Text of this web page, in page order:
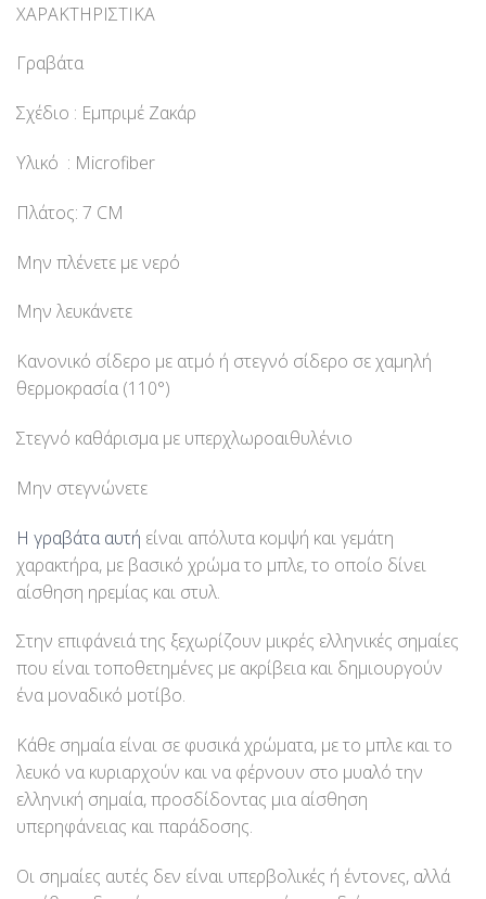
ΧΑΡΑΚΤΗΡΙΣΤΙΚΑ
Γραβάτα
Σχέδιο : Εμπριμέ Ζακάρ
Υλικό : Microfiber
Πλάτος: 7 CM
Μην πλένετε με νερό
Μην λευκάνετε
Κανονικό σίδερο με ατμό ή στεγνό σίδερο σε χαμηλή
θερμοκρασία (110°)
Στεγνό καθάρισμα με υπερχλωροαιθυλένιο
Μην στεγνώνετε
Η γραβάτα αυτή είναι απόλυτα κομψή και γεμάτη
χαρακτήρα, με βασικό χρώμα το μπλε, το οποίο δίνει
αίσθηση ηρεμίας και στυλ.
Στην επιφάνειά της ξεχωρίζουν μικρές ελληνικές σημαίες
που είναι τοποθετημένες με ακρίβεια και δημιουργούν
ένα μοναδικό μοτίβο.
Κάθε σημαία είναι σε φυσικά χρώματα, με το μπλε και το
λευκό να κυριαρχούν και να φέρνουν στο μυαλό την
ελληνική σημαία, προσδίδοντας μια αίσθηση
υπερηφάνειας και παράδοσης.
Οι σημαίες αυτές δεν είναι υπερβολικές ή έντονες, αλλά